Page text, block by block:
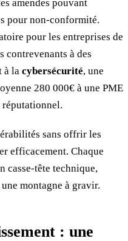
amendes pouvant
pour non-conformité.
pour les entreprises de
contrevenants à des
à la cybersécurité, une
280 000€ à une PME
réputationnel.
sans offrir les
efficacement. Chaque
casse-tête technique,
montagne à gravir.
: une